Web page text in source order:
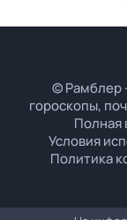
© Рамблер
гороскопы,
Полная
Условия
Политика